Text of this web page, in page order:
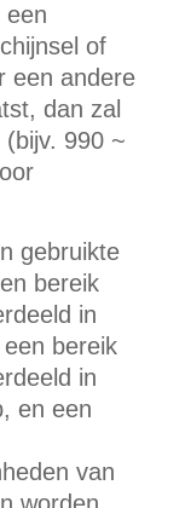
een
of
een andere
dan zal
990 ~
gebruikte
bereik
in
bereik
in
en een
van